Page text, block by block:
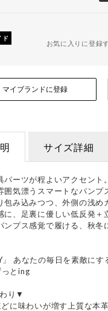
ド
お気に入りに登録
マイブランドに登録
サイズ詳細
パーツが程よいアクセント
囲気漂うスマートなパンプ
包み込みつつ、外側の浅め
に、足裏に優しい低反発
ンプス感覚で履ける、秋
」 あなたの毎日を素敵にす
とing
り▼
に味わいが増す上質な本革